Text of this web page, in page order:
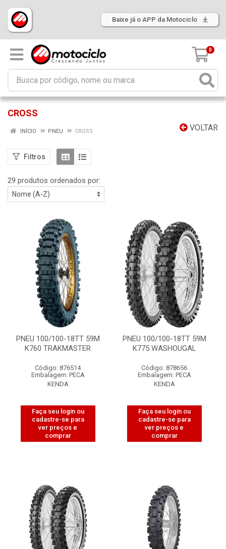
Baixe já o APP da Motociclo
0
CROSS
VOLTAR
INÍCIO PNEU CROSS
Filtros
29 produtos ordenados por:
PNEU 100/100-18TT 59M
K760 TRAKMASTER
Código: 876514
Embalagem: PECA
KENDA
Faça seu login ou
cadastre-se para
ver preços e
comprar
PNEU 100/100-18TT 59M
K775 WASHOUGAL
Código: 878656
Embalagem: PECA
KENDA
Faça seu login ou
cadastre-se para
ver preços e
comprar